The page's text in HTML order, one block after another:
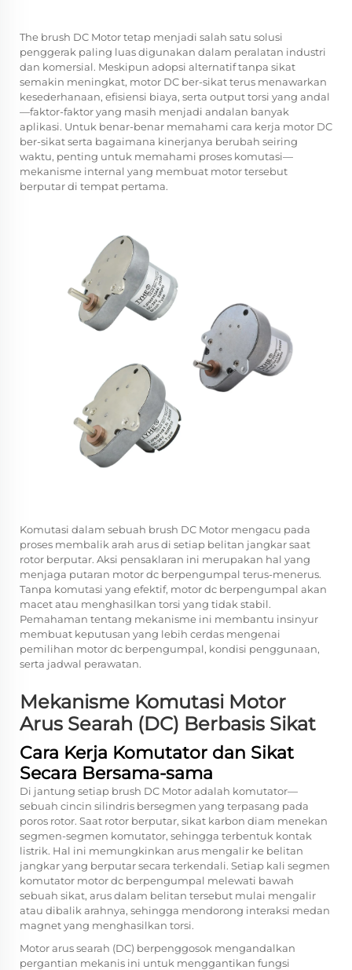
The brush DC Motortetap menjadi salah satu solusi
penggerak paling luas digunakan dalam peralatan industri
dan komersial. Meskipun adopsi alternatif tanpa sikat
semakin meningkat, motor DC ber-sikat terus menawarkan
kesederhanaan, efisiensi biaya, serta output torsi yang andal
—faktor-faktor yang masih menjadi andalan banyak
aplikasi. Untuk benar-benar memahami cara kerja motor DC
ber-sikat serta bagaimana kinerjanya berubah seiring
waktu, penting untuk memahami proses komutasi—
mekanisme internal yang membuat motor tersebut
berputar di tempat pertama.
Komutasi dalam sebuah brush DC Motor mengacu pada
proses membalik arah arus di setiap belitan jangkar saat
rotor berputar. Aksi pensaklaran ini merupakan hal yang
menjaga putaran motor dc berpengumpal terus-menerus.
Tanpa komutasi yang efektif, motor dc berpengumpal akan
macet atau menghasilkan torsi yang tidak stabil.
Pemahaman tentang mekanisme ini membantu insinyur
membuat keputusan yang lebih cerdas mengenai
pemilihan motor dc berpengumpal, kondisi penggunaan,
serta jadwal perawatan.
Mekanisme Komutasi Motor
Arus Searah (DC) Berbasis Sikat
Cara Kerja Komutator dan Sikat
Secara Bersama-sama
Di jantung setiap brush DC Motoradalah komutator—
sebuah cincin silindris bersegmen yang terpasang pada
poros rotor. Saat rotor berputar, sikat karbon diam menekan
segmen-segmen komutator, sehingga terbentuk kontak
listrik. Hal ini memungkinkan arus mengalir ke belitan
jangkar yang berputar secara terkendali. Setiap kali segmen
komutator motor dc berpengumpal melewati bawah
sebuah sikat, arus dalam belitan tersebut mulai mengalir
atau dibalik arahnya, sehingga mendorong interaksi medan
magnet yang menghasilkan torsi.
Motor arus searah (DC) berpenggosok mengandalkan
pergantian mekanis ini untuk menggantikan fungsi